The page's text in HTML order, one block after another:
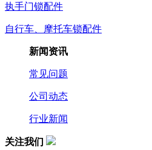
执手门锁配件
自行车、摩托车锁配件
新闻资讯
常见问题
公司动态
行业新闻
关注我们